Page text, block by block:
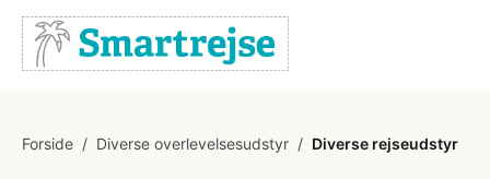
Forside / Diverse overlevelsesudstyr / Diverse rejseudstyr